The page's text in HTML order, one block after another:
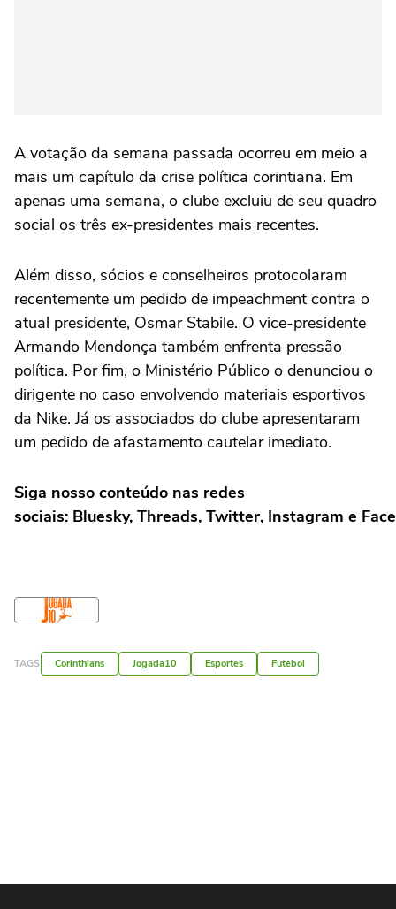
A votação da semana passada ocorreu em meio a
mais um capítulo da crise política corintiana. Em
apenas uma semana, o clube excluiu de seu quadro
social os três ex-presidentes mais recentes.
Além disso, sócios e conselheiros protocolaram
recentemente um pedido de impeachment contra o
atual presidente, Osmar Stabile. O vice-presidente
Armando Mendonça também enfrenta pressão
política. Por fim, o Ministério Público o denunciou o
dirigente no caso envolvendo materiais esportivos
da Nike. Já os associados do clube apresentaram
um pedido de afastamento cautelar imediato.
Siga nosso conteúdo nas redes
sociais: Bluesky, Threads, Twitter, Instagram e
TAGS Corinthians Jogada10 Esportes Futebol